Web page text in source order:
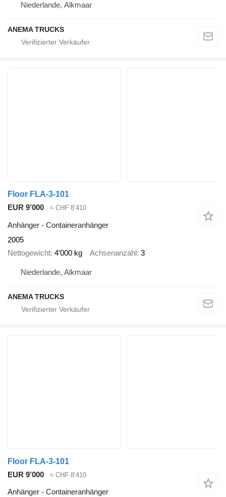
Niederlande, Alkmaar
ANEMA TRUCKS
Floor FLA-3-101
EUR 9’000
≈ CHF 8’410
Anhänger - Containeranhänger
2005
Nettogewicht 4’000 kg Achsenanzahl 3
Niederlande, Alkmaar
ANEMA TRUCKS
Floor FLA-3-101
EUR 9’000
≈ CHF 8’410
Anhänger - Containeranhänger